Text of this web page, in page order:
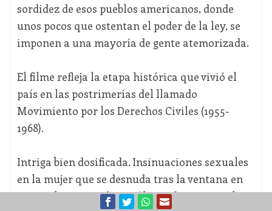
sordidez de esos pueblos americanos, donde
unos pocos que ostentan el poder de la ley, se
imponen a una mayoría de gente atemorizada.
El filme refleja la etapa histórica que vivió el
país en las postrimerías del llamado
Movimiento por los Derechos Civiles (1955-
1968).
Intriga bien dosificada. Insinuaciones sexuales
en la mujer que se desnuda tras la ventana en
una “calurosa noche”. Diálogos de gran nivel y